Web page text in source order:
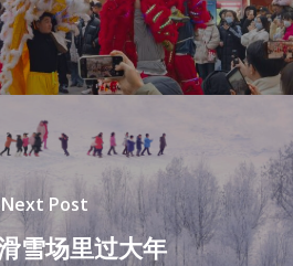
Next Post
雪场里过大年